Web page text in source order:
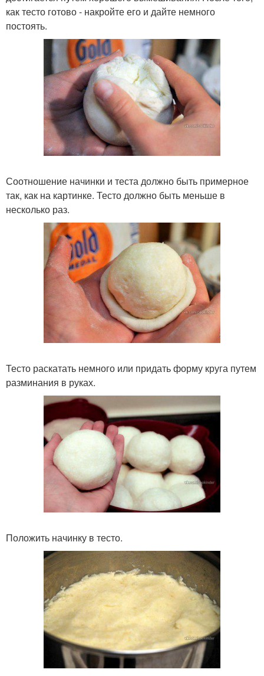
как тесто готово - накройте его и дайте немного
постоять.
Соотношение начинки и теста должно быть примерное
так, как на картинке. Тесто должно быть меньше в
несколько раз.
Тесто раскатать немного или придать форму круга путем
разминания в руках.
Положить начинку в тесто.